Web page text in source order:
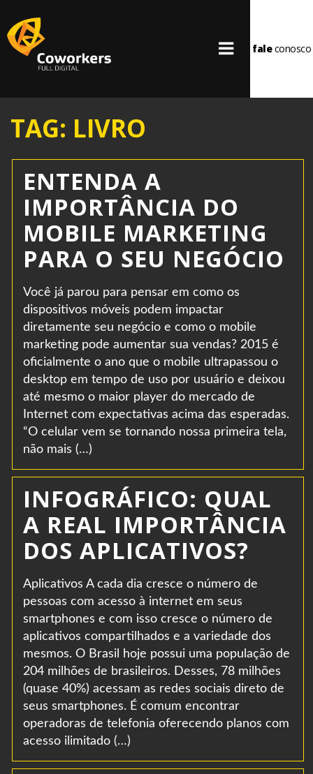
faleconosco
TAG: LIVRO
ENTENDA A
IMPORTÂNCIA DO
MOBILE MARKETING
PARA O SEU NEGÓCIO
Você já parou para pensar em como os
dispositivos móveis podem impactar
diretamente seu negócio e como o mobile
marketing pode aumentar sua vendas? 2015 é
oficialmente o ano que o mobile ultrapassou o
desktop em tempo de uso por usuário e deixou
até mesmo o maior player do mercado de
Internet com expectativas acima das esperadas.
“O celular vem se tornando nossa primeira tela,
não mais (…)
INFOGRÁFICO: QUAL
A REAL IMPORTÂNCIA
DOS APLICATIVOS?
Aplicativos A cada dia cresce o número de
pessoas com acesso à internet em seus
smartphones e com isso cresce o número de
aplicativos compartilhados e a variedade dos
mesmos. O Brasil hoje possui uma população de
204 milhões de brasileiros. Desses, 78 milhões
(quase 40%) acessam as redes sociais direto de
seus smartphones. É comum encontrar
operadoras de telefonia oferecendo planos com
acesso ilimitado (…)